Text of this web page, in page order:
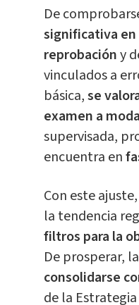
De
significativa en
reprobacióny
vinculados a
básica,se
examen a
supervisada,
encuentra en
Con este
la tendencia
filtros para la
De prosperar,
consolidarse
de la